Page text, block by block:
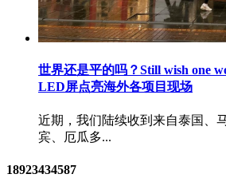
世界还是平的吗？Still wish one
LED屏点亮海外各项目现场
近期，我们陆续收到来自泰国、
宾、厄瓜多...
18923434587